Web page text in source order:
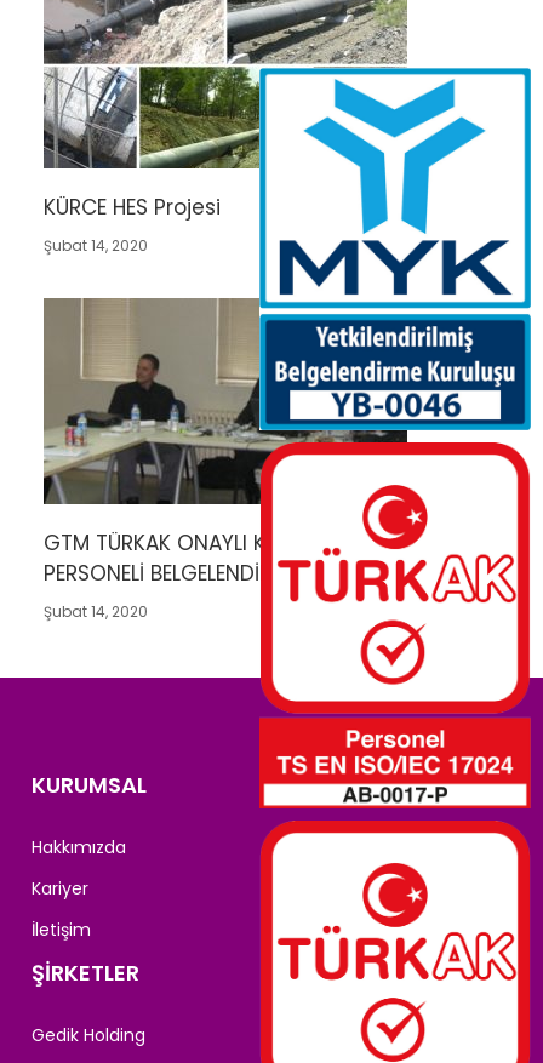
KÜRCE HES Projesi
Şubat 14, 2020
GTM TÜRKAK ONAYLI KAYNAK VE NDT
PERSONELİ BELGELENDİRME YETKİSİ
Şubat 14, 2020
KURUMSAL
Hakkımızda
Kariyer
İletişim
ŞİRKETLER
Gedik Holding